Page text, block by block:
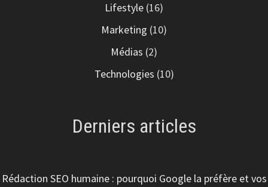
Lifestyle (16)
Marketing (10)
Médias (2)
Technologies (10)
Derniers articles
Rédaction SEO humaine : pourquoi Google la préfère et vos